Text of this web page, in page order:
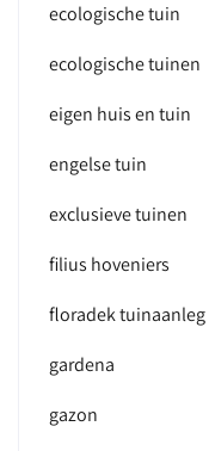
ecologische tuin
ecologische tuinen
eigen huis en tuin
engelse tuin
exclusieve tuinen
filius hoveniers
floradek tuinaanleg
gardena
gazon